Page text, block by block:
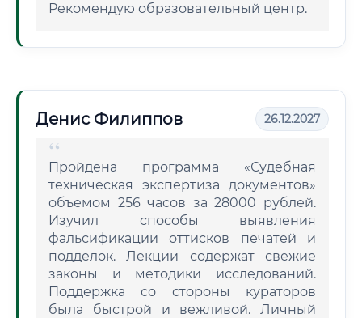
Рекомендую образовательный центр.
Денис Филиппов 26.12.2027
Пройдена программа «Судебная
техническая экспертиза документов»
объемом 256 часов за 28000 рублей.
Изучил способы выявления
фальсификации оттисков печатей и
подделок. Лекции содержат свежие
законы и методики исследований.
Поддержка со стороны кураторов
была быстрой и вежливой. Личный